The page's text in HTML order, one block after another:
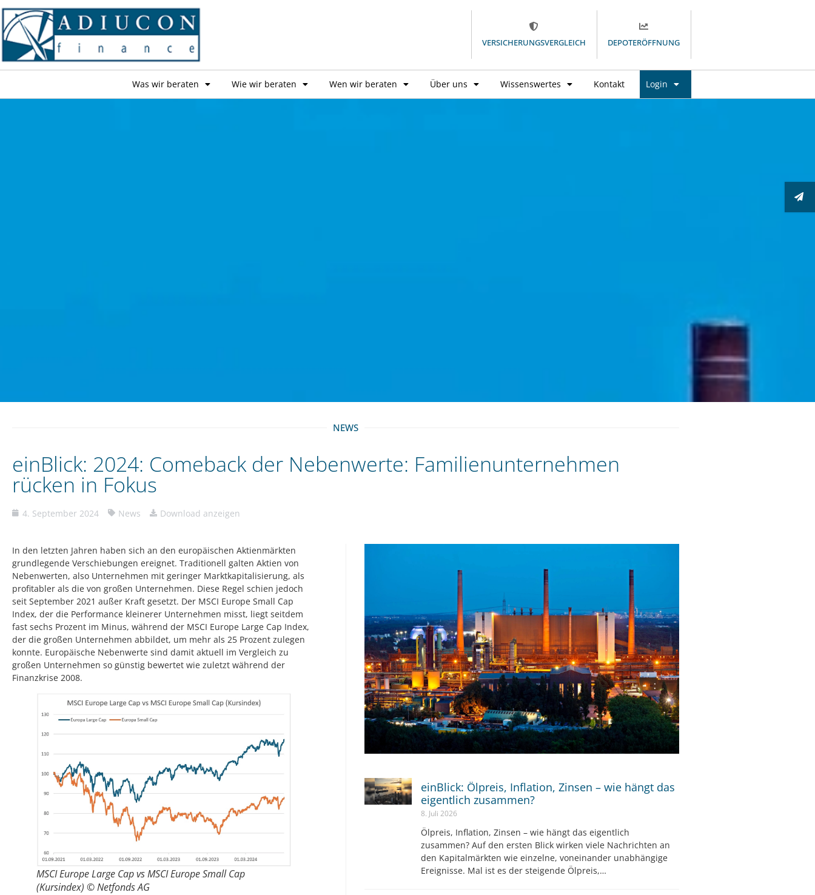
VERSICHERUNGSVERGLEICH DEPOTERÖFFNUNG
Was wir beraten Wie wir beraten Wen wir beraten Über uns Wissenswertes Kontakt Login
NEWS
einBlick: 2024: Comeback der Nebenwerte: Familienunternehmen
rücken in Fokus
4. September 2024 News Download anzeigen
In den letzten Jahren haben sich an den europäischen Aktienmärkten
grundlegende Verschiebungen ereignet. Traditionell galten Aktien von
Nebenwerten, also Unternehmen mit geringer Marktkapitalisierung, als
profitabler als die von großen Unternehmen. Diese Regel schien jedoch
seit September 2021 außer Kraft gesetzt. Der MSCI Europe Small Cap
Index, der die Performance kleinerer Unternehmen misst, liegt seitdem
fast sechs Prozent im Minus, während der MSCI Europe Large Cap Index,
der die großen Unternehmen abbildet, um mehr als 25 Prozent zulegen
konnte. Europäische Nebenwerte sind damit aktuell im Vergleich zu
großen Unternehmen so günstig bewertet wie zuletzt während der
Finanzkrise 2008.
MSCI Europe Large Cap vs MSCI Europe Small Cap
(Kursindex) © Netfonds AG
einBlick: Ölpreis, Inflation, Zinsen – wie hängt das
eigentlich zusammen?
8. Juli 2026
Ölpreis, Inflation, Zinsen – wie hängt das eigentlich
zusammen? Auf den ersten Blick wirken viele Nachrichten an
den Kapitalmärkten wie einzelne, voneinander unabhängige
Ereignisse. Mal ist es der steigende Ölpreis,…